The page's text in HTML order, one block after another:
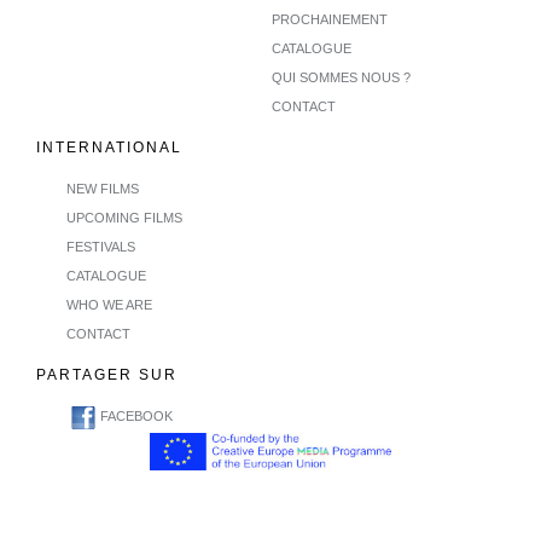
PROCHAINEMENT
CATALOGUE
QUI SOMMES NOUS ?
CONTACT
INTERNATIONAL
NEW FILMS
UPCOMING FILMS
FESTIVALS
CATALOGUE
WHO WE ARE
CONTACT
PARTAGER SUR
FACEBOOK